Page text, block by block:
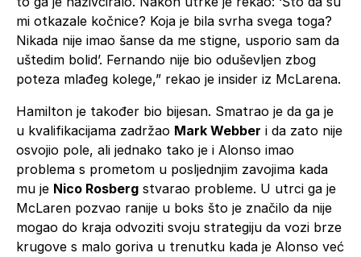
mi otkazale kočnice? Koja je bila svrha svega toga?
Nikada nije imao šanse da me stigne, usporio sam da
uštedim bolid’. Fernando nije bio oduševljen zbog
poteza mlađeg kolege,” rekao je insider iz McLarena.
Hamilton je također bio bijesan. Smatrao je da ga je
u kvalifikacijama zadržao Mark Webber i da zato nije
osvojio pole, ali jednako tako je i Alonso imao
problema s prometom u posljednjim zavojima kada
mu je Nico Rosberg stvarao probleme. U utrci ga je
McLaren pozvao ranije u boks što je značilo da nije
mogao do kraja odvoziti svoju strategiju da vozi brze
krugove s malo goriva u trenutku kada je Alonso već